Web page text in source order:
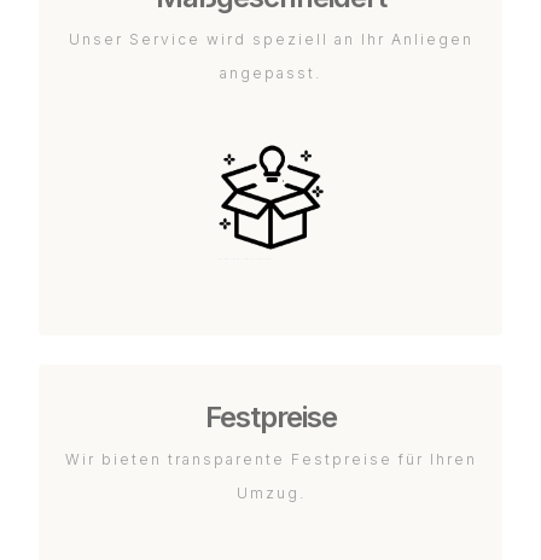
Unser Service wird speziell an Ihr Anliegen
angepasst.
Festpreise
Wir bieten transparente Festpreise für Ihren
Umzug.